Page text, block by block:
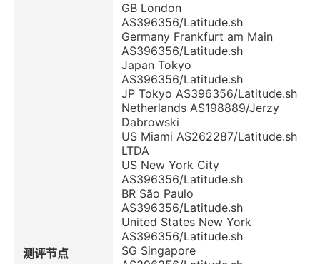
测评节点
GB London
AS396356/Latitude.sh
Germany Frankfurt am Main
AS396356/Latitude.sh
Japan Tokyo
AS396356/Latitude.sh
JP Tokyo AS396356/Latitude.sh
Netherlands AS198889/Jerzy
Dabrowski
US Miami AS262287/Latitude.sh
LTDA
US New York City
AS396356/Latitude.sh
BR São Paulo
AS396356/Latitude.sh
United States New York
AS396356/Latitude.sh
SG Singapore